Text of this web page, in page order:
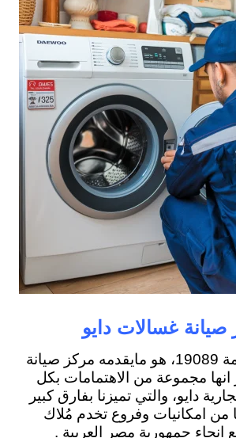
صيانة غسالات دايو
اكثر من مجرد خدمة 19089، هو مايقدمه مركز صيانة
مجموعة من الاهتمامات بكل
دايو، والتي تميزنا بفارق كبير
من امكانيات وفروع تخدم مُلاك
انحاء جمهورية مصر العربية .